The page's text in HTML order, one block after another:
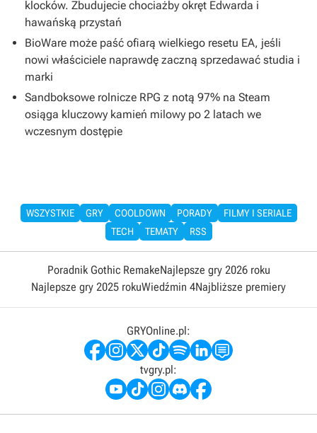
klocków. Zbudujecie chociażby okręt Edwarda i
hawańską przystań
BioWare może paść ofiarą wielkiego resetu EA, jeśli
nowi właściciele naprawdę zaczną sprzedawać studia i
marki
Sandboksowe rolnicze RPG z notą 97% na Steam
osiąga kluczowy kamień milowy po 2 latach we
wczesnym dostępie
WSZYSTKIE GRY COOLDOWN PORADY
FILMY I SERIALE
TECH
TEMATY RSS
Poradnik Gothic RemakeNajlepsze gry 2026 roku
Najlepsze gry 2025 rokuWiedźmin 4Najbliższe premiery
GRYOnline.pl:
tvgry.pl: